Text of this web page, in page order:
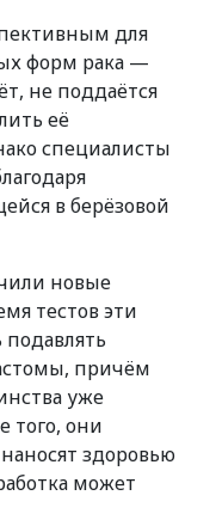
для
форм рака —
не поддаётся
её
специалисты
в берёзовой
новые
тестов эти
подавлять
причём
уже
того, они
здоровью
может